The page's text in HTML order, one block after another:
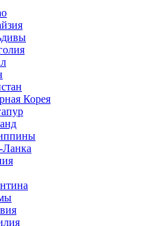
Корея